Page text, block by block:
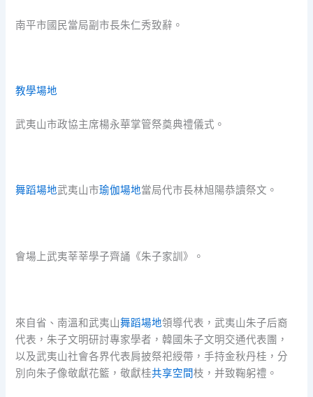
南平市國民當局副市長朱仁秀致辭。
教學場地
武夷山市政協主席楊永華掌管祭奠典禮儀式。
舞蹈場地武夷山市瑜伽場地當局代市長林旭陽恭讀祭文。
會場上武夷莘莘學子齊誦《朱子家訓》。
來自省、南溫和武夷山舞蹈場地領導代表，武夷山朱子后裔
代表，朱子文明研討專家學者，韓國朱子文明交通代表團，
以及武夷山社會各界代表肩披祭祀綬帶，手持金秋丹桂，分
別向朱子像敬獻花籃，敬獻桂共享空間枝，并致鞠躬禮。